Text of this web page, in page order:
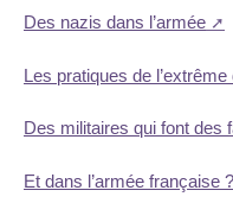
Des nazis dans l’armée
Les pratiques de l’extrême
Des militaires qui font des
Et dans l’armée française ?